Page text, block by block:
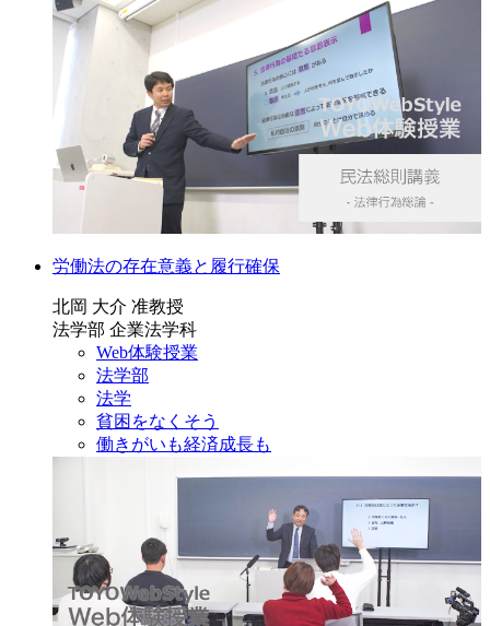
労働法の存在意義と履行確保
北岡 大介 准教授
法学部 企業法学科
Web体験授業
法学部
法学
貧困をなくそう
働きがいも経済成長も